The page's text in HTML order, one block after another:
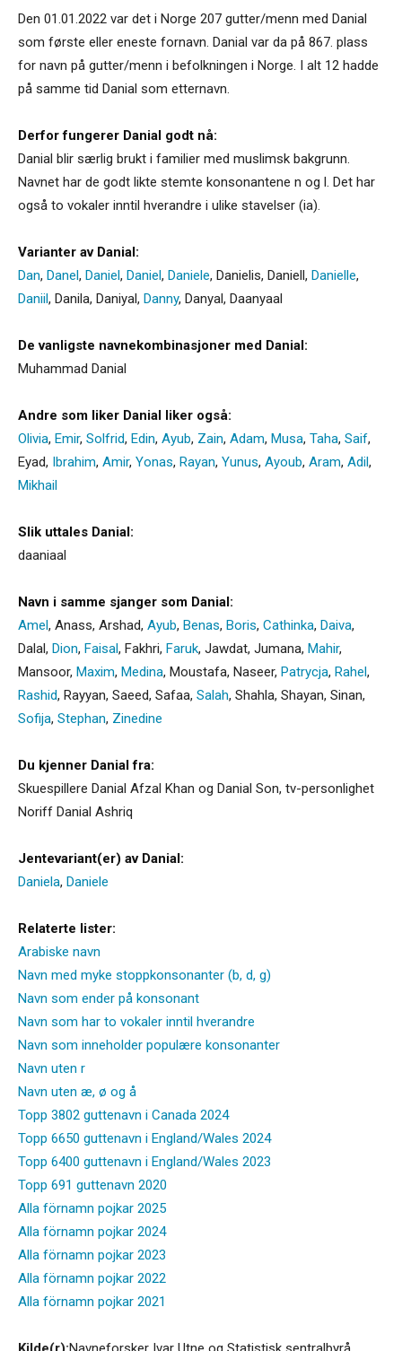
Den 01.01.2022 var det i Norge 207 gutter/menn med Danial
som første eller eneste fornavn. Danial var da på 867. plass
for navn på gutter/menn i befolkningen i Norge. I alt 12 hadde
på samme tid Danial som etternavn.
Derfor fungerer Danial godt nå:
Danial blir særlig brukt i familier med muslimsk bakgrunn.
Navnet har de godt likte stemte konsonantene n og l. Det har
også to vokaler inntil hverandre i ulike stavelser (ia).
Varianter av Danial:
Dan, Danel, Daniel, Daniel, Daniele, Danielis, Daniell, Danielle,
Daniil, Danila, Daniyal, Danny, Danyal, Daanyaal
De vanligste navnekombinasjoner med Danial:
Muhammad Danial
Andre som liker Danial liker også:
Olivia, Emir, Solfrid, Edin, Ayub, Zain, Adam, Musa, Taha, Saif,
Eyad, Ibrahim, Amir, Yonas, Rayan, Yunus, Ayoub, Aram, Adil,
Mikhail
Slik uttales Danial:
daaniaal
Navn i samme sjanger som Danial:
Amel, Anass, Arshad, Ayub, Benas, Boris, Cathinka, Daiva,
Dalal, Dion, Faisal, Fakhri, Faruk, Jawdat, Jumana, Mahir,
Mansoor, Maxim, Medina, Moustafa, Naseer, Patrycja, Rahel,
Rashid, Rayyan, Saeed, Safaa, Salah, Shahla, Shayan, Sinan,
Sofija, Stephan, Zinedine
Du kjenner Danial fra:
Skuespillere Danial Afzal Khan og Danial Son, tv-personlighet
Noriff Danial Ashriq
Jentevariant(er) av Danial:
Daniela, Daniele
Relaterte lister:
Arabiske navn
Navn med myke stoppkonsonanter (b, d, g)
Navn som ender på konsonant
Navn som har to vokaler inntil hverandre
Navn som inneholder populære konsonanter
Navn uten r
Navn uten æ, ø og å
Topp 3802 guttenavn i Canada 2024
Topp 6650 guttenavn i England/Wales 2024
Topp 6400 guttenavn i England/Wales 2023
Topp 691 guttenavn 2020
Alla förnamn pojkar 2025
Alla förnamn pojkar 2024
Alla förnamn pojkar 2023
Alla förnamn pojkar 2022
Alla förnamn pojkar 2021